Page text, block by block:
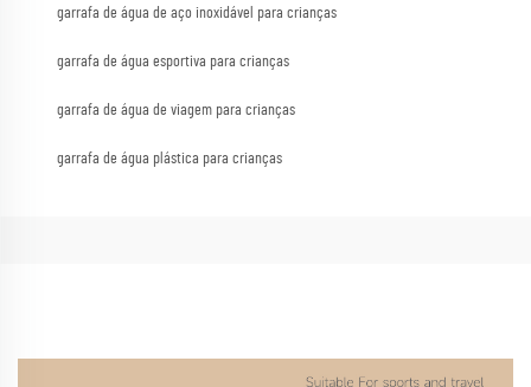
garrafa de água de aço inoxidável para crianças
garrafa de água esportiva para crianças
garrafa de água de viagem para crianças
garrafa de água plástica para crianças